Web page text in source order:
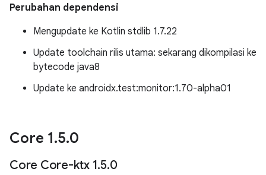
Perubahan dependensi
Mengupdate ke Kotlin stdlib 1.7.22
Update toolchain rilis utama: sekarang dikompilasi ke
bytecode java8
Update ke androidx.test:monitor:1.70-alpha01
Core 1.5.0
Core Core-ktx 1.5.0